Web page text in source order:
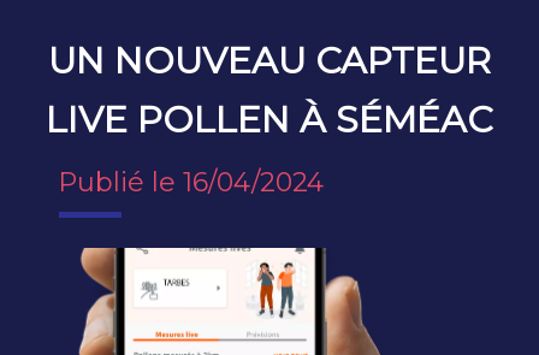
UN NOUVEAU CAPTEUR
LIVE POLLEN À SÉMÉAC
Publié le 16/04/2024